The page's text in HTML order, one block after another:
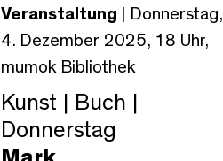
Veranstaltung | Donnerstag,
4. Dezember 2025, 18 Uhr,
mumok Bibliothek
Kunst | Buch |
Donnerstag